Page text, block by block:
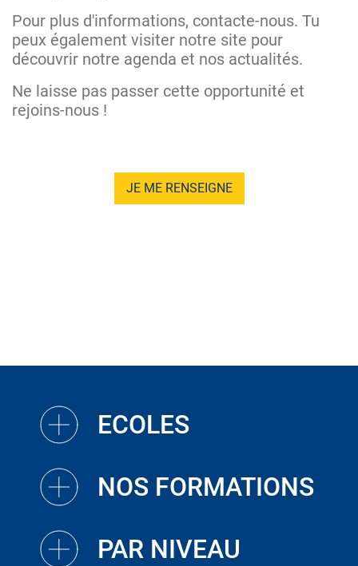
Pour plus d'informations, contacte-nous. Tu
peux également visiter notre site pour
découvrir notre agenda et nos actualités.
Ne laisse pas passer cette opportunité et
rejoins-nous !
JE ME RENSEIGNE
ECOLES
NOS FORMATIONS
PAR NIVEAU